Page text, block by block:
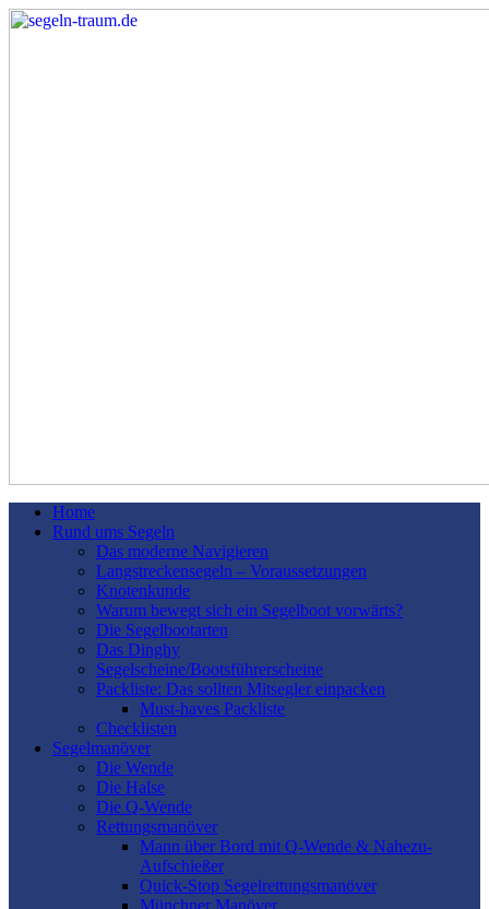
Home
Rund ums Segeln
Das moderne Navigieren
Langstreckensegeln – Voraussetzungen
Knotenkunde
Warum bewegt sich ein Segelboot vorwärts?
Die Segelbootarten
Das Dinghy
Segelscheine/Bootsführerscheine
Packliste: Das sollten Mitsegler einpacken
Must-haves Packliste
Checklisten
Segelmanöver
Die Wende
Die Halse
Die Q-Wende
Rettungsmanöver
Mann über Bord mit Q-Wende & Nahezu-
Aufschießer
Quick-Stop Segelrettungsmanöver
Münchner Manöver